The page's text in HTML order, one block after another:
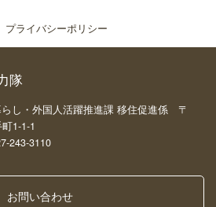
プライバシーポリシー
隊
し・外国人活躍推進課 移住促進係 〒
1-1-1
243-3110
お問い合わせ